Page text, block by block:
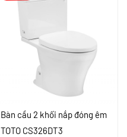
Bàn cầu 2 khối nắp đóng êm
TOTO CS326DT3